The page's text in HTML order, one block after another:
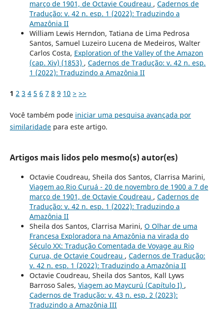
março de 1901, de Octavie Coudreau , Cadernos de
Tradução: v. 42 n. esp. 1 (2022): Traduzindo a
Amazônia II
William Lewis Herndon, Tatiana de Lima Pedrosa
Santos, Samuel Luzeiro Lucena de Medeiros, Walter
Carlos Costa, Exploration of the Valley of the Amazon
(cap. Xiv) (1853) , Cadernos de Tradução: v. 42 n. esp.
1 (2022): Traduzindo a Amazônia II
1 2 3 4 5 6 7 8 9 10 > >>
Você também pode iniciar uma pesquisa avançada por
similaridadepara este artigo.
Artigos mais lidos pelo mesmo(s) autor(es)
Octavie Coudreau, Sheila dos Santos, Clarrisa Marini,
Viagem ao Rio Curuá - 20 de novembro de 1900 a 7 de
março de 1901, de Octavie Coudreau , Cadernos de
Tradução: v. 42 n. esp. 1 (2022): Traduzindo a
Amazônia II
Sheila dos Santos, Clarrisa Marini, O Olhar de uma
Francesa Exploradora na Amazônia na virada do
Século XX: Tradução Comentada de Voyage au Rio
Curua, de Octavie Coudreau , Cadernos de Tradução:
v. 42 n. esp. 1 (2022): Traduzindo a Amazônia II
Octavie Coudreau, Sheila dos Santos, Kall Lyws
Barroso Sales, Viagem ao Maycurú (Capítulo I) ,
Cadernos de Tradução: v. 43 n. esp. 2 (2023):
Traduzindo a Amazônia III